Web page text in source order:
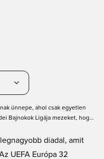
ünnepe, ahol csak egyetlen
Bajnokok Ligája mezeket, hogy
Ligája focimezeink széles
és gyors szállítással érhető el.
diadal, amit
UEFA Európa 32